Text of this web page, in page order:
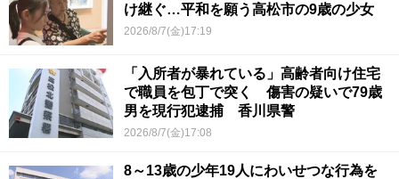
け継ぐ…平和を願う高松市の9歳の少女
2026/8/7(金)17:19
「入所者が暴れている」高齢者向け住宅
で職員を包丁で突く 傷害の疑いで79歳
男を現行犯逮捕 香川県警
2026/8/7(金)17:08
8～13歳の少年19人にわいせつな行為を